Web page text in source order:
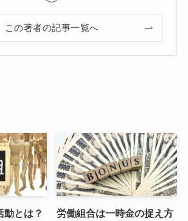
この著者の記事一覧へ
動とは？
労働組合は一時金の捉え方